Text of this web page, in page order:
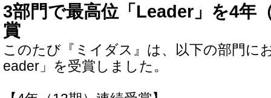
3部門で最高位「Leader」を4年
賞
このたび『ミイダス』は、以下の部門に
eader」を受賞しました。